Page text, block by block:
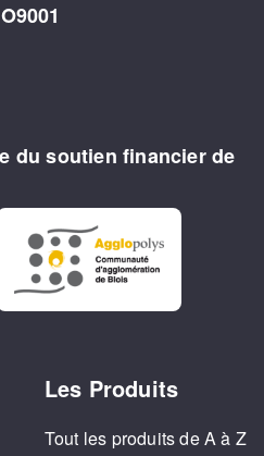
du soutien financier de
Les Produits
Tout les produits de A à Z